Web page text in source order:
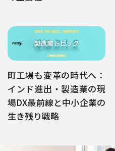
町工場も変革の時代へ：
インド進出・製造業の現
場DX最前線と中小企業の
生き残り戦略